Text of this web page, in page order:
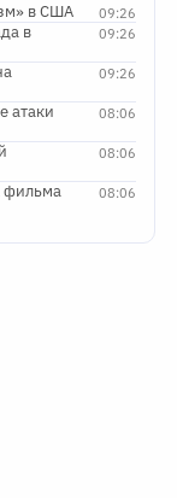
09:26
в США
09:26
в
09:26
08:06
атаки
08:06
08:06
фильма